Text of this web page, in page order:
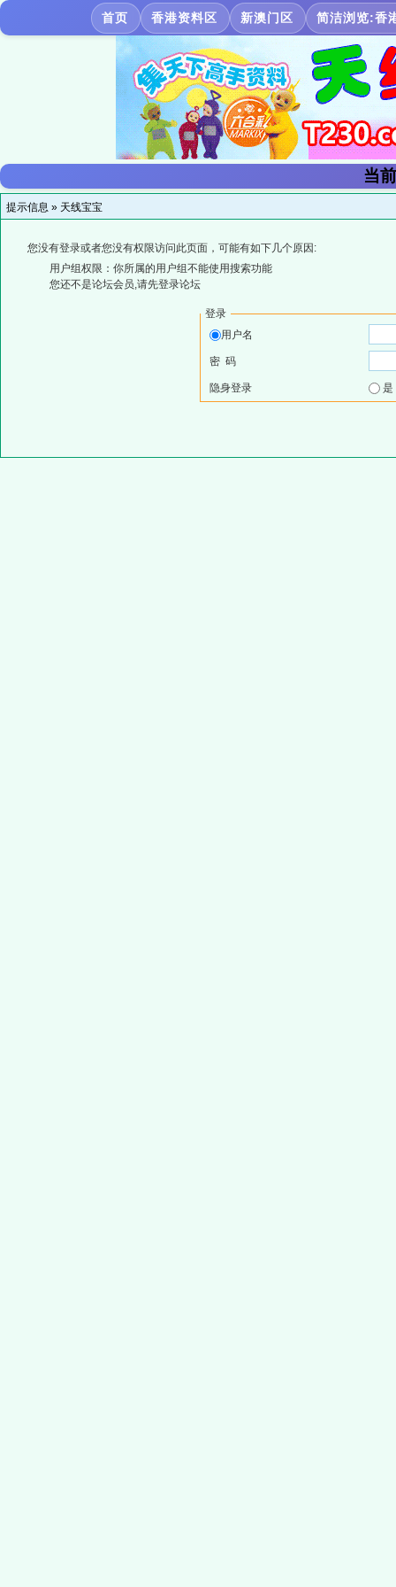
首页 香港资料区 新澳门区 简洁浏览:香
当
提示信息 » 天线宝宝
您没有登录或者您没有权限访问此页面，可能有如下几个原因:
用户组权限：你所属的用户组不能使用搜索功能
您还不是论坛会员,请先登录论坛
登录
用户名
密 码
隐身登录